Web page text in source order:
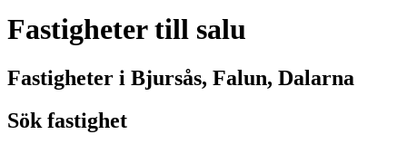
Fastigheter till salu
Fastigheter i Bjursås, Falun, Dalarna
Sök fastighet